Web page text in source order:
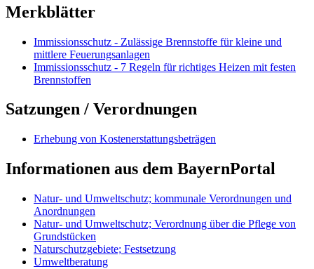
Merkblätter
Immissionsschutz - Zulässige Brennstoffe für kleine und
mittlere Feuerungsanlagen
Immissionsschutz - 7 Regeln für richtiges Heizen mit festen
Brennstoffen
Satzungen / Verordnungen
Erhebung von Kostenerstattungsbeträgen
Informationen aus dem BayernPortal
Natur- und Umweltschutz; kommunale Verordnungen und
Anordnungen
Natur- und Umweltschutz; Verordnung über die Pflege von
Grundstücken
Naturschutzgebiete; Festsetzung
Umweltberatung